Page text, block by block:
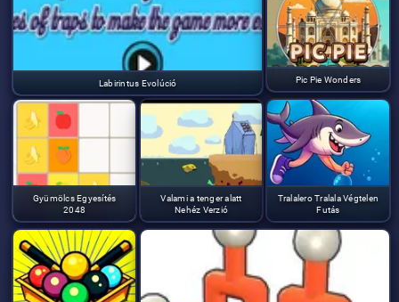
Labirintus Evolúció Pic Pie Wonders
Gyümölcs Egyesítés
2048
Valami a tenger alatt
Nehéz Verzió
Tralalero Tralala Végtelen
Futás